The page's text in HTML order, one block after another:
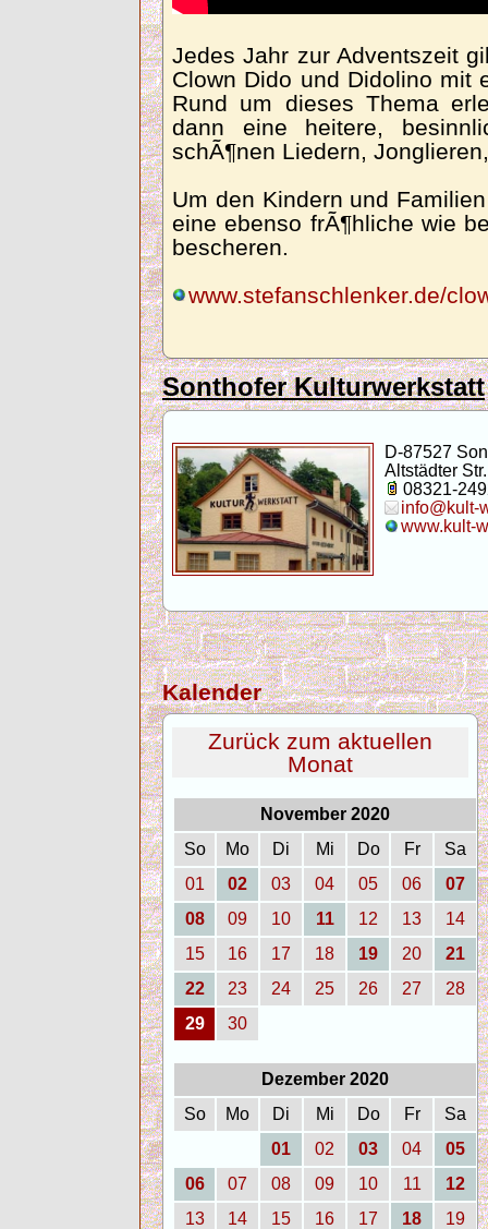
Jedes Jahr zur Adventszeit
Clown Dido und Didolino mit
Rund um dieses Thema
dann eine heitere,
schÃ¶nen Liedern,
Um den Kindern und
eine ebenso frÃ¶hliche wie
bescheren.
www.stefanschlenker.de/
Sonthofer Kulturwerkstatt
D-87527
Altstädter
08321-
info@kult-
www.kult-
Kalender
Zurück zum aktuellen
Monat
November 2020
So
Mo Di Mi Do Fr
Sa
01
02 03 04 05 06
07
08
09 10 11 12 13
14
15
16 17 18 19 20
21
22
23 24 25 26 27
28
29
30
Dezember 2020
So
Mo Di Mi Do Fr
Sa
01
02 03 04
05
06
07 08 09 10 11
12
13
14 15 16 17 18
19